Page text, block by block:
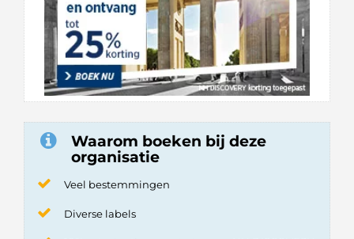
Waarom boeken bij deze
organisatie
Veel bestemmingen
Diverse labels